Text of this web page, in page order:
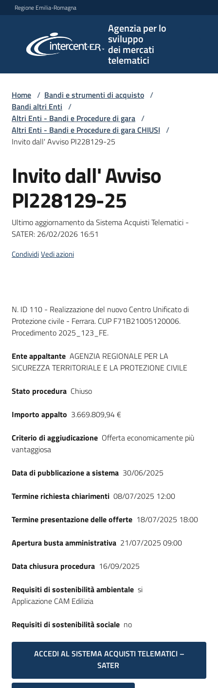
Vai al contenuto
Vai alla navigazione
Vai al footer
Regione Emilia-Romagna
Agenzia per lo
sviluppo
dei mercati
telematici
per lo
sviluppo
telematici
L'Agenzia
Bandi
strumenti
acquisto
telematiche
English
Seguici
su
Home / Bandi e strumenti di acquisto /
Bandi altri Enti /
Altri Enti - Bandi e Procedure di gara /
Altri Enti - Bandi e Procedure di gara CHIUSI /
Invito dall' Avviso PI228129-25
Salta al contenuto
Invito dall' Avviso
PI228129-25
Ultimo aggiornamento da Sistema Acquisti Telematici -
SATER: 26/02/2026 16:51
CondividiVedi azioni
Dati del bando
N. ID 110 - Realizzazione del nuovo Centro Unificato di
Protezione civile - Ferrara. CUP F71B21005120006.
Procedimento 2025_123_FE.
Ente appaltante AGENZIA REGIONALE PER LA
SICUREZZA TERRITORIALE E LA PROTEZIONE CIVILE
Stato procedura Chiuso
Importo appalto 3.669.809,94 €
Criterio di aggiudicazione Offerta economicamente più
vantaggiosa
Data di pubblicazione a sistema 30/06/2025
Termine richiesta chiarimenti 08/07/2025 12:00
Termine presentazione delle offerte 18/07/2025 18:00
Apertura busta amministrativa 21/07/2025 09:00
Data chiusura procedura 16/09/2025
Requisiti di sostenibilità ambientale si
Applicazione CAM Edilizia
Requisiti di sostenibilità sociale no
ACCEDI AL SISTEMA ACQUISTI TELEMATICI –
SATER